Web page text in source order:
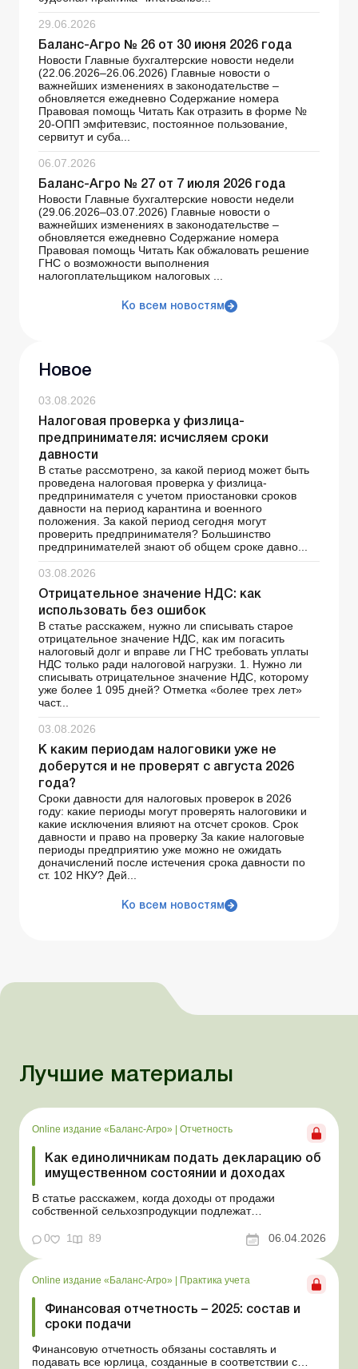
29.06.2026
Баланс-Агро № 26 от 30 июня 2026 года
Новости Главные бухгалтерские новости недели
(22.06.2026–26.06.2026) Главные новости о
важнейших изменениях в законодательстве –
обновляется ежедневно Содержание номера
Правовая помощь Читать Как отразить в форме №
20-ОПП эмфитевзис, постоянное пользование,
сервитут и суба...
06.07.2026
Баланс-Агро № 27 от 7 июля 2026 года
Новости Главные бухгалтерские новости недели
(29.06.2026–03.07.2026) Главные новости о
важнейших изменениях в законодательстве –
обновляется ежедневно Содержание номера
Правовая помощь Читать Как обжаловать решение
ГНС о возможности выполнения
налогоплательщиком налоговых ...
Ко всем новостям
Новое
03.08.2026
Налоговая проверка у физлица-
предпринимателя: исчисляем сроки
давности
В статье рассмотрено, за какой период может быть
проведена налоговая проверка у физлица-
предпринимателя с учетом приостановки сроков
давности на период карантина и военного
положения. За какой период сегодня могут
проверить предпринимателя? Большинство
предпринимателей знают об общем сроке давно...
03.08.2026
Отрицательное значение НДС: как
использовать без ошибок
В статье расскажем, нужно ли списывать старое
отрицательное значение НДС, как им погасить
налоговый долг и вправе ли ГНС требовать уплаты
НДС только ради налоговой нагрузки. 1. Нужно ли
списывать отрицательное значение НДС, которому
уже более 1 095 дней? Отметка «более трех лет»
част...
03.08.2026
К каким периодам налоговики уже не
доберутся и не проверят с августа 2026
года?
Сроки давности для налоговых проверок в 2026
году: какие периоды могут проверять налоговики и
какие исключения влияют на отсчет сроков. Срок
давности и право на проверку За какие налоговые
периоды предприятию уже можно не ожидать
доначислений после истечения срока давности по
ст. 102 НКУ? Дей...
Ко всем новостям
Лучшие материалы
Online издание «Баланс-Агро» Отчетность
Как единоличникам подать декларацию об
имущественном состоянии и доходах
В статье расскажем, когда доходы от продажи
собственной сельхозпродукции подлежат
подать декларацию и как определить и
задекларировать налогооблагаемый доход. Баланс-
Агро № 14 от 7 апреля 2026 года На практике
физлица, которые самостоятельно обрабат...
0 1 89 06.04.2026
Online издание «Баланс-Агро» | Практика учета
Финансовая отчетность – 2025: состав и
сроки подачи
Финансовую отчетность обязаны составлять и
подавать все юрлица, созданные в соответствии с